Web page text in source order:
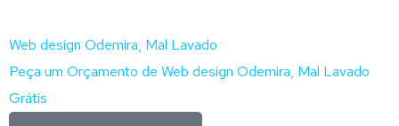
Web design Odemira, Mal Lavado
Peça um Orçamento de Web design Odemira, Mal Lavado
Grátis